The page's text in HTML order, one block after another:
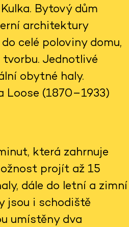
Bytový dům
architektury
celé poloviny domu,
Jednotlivé
obytné haly.
Loose (1870–1933)
která zahrnuje
projít až 15
dále do letní a zimní
jsou i schodiště
umístěny dva